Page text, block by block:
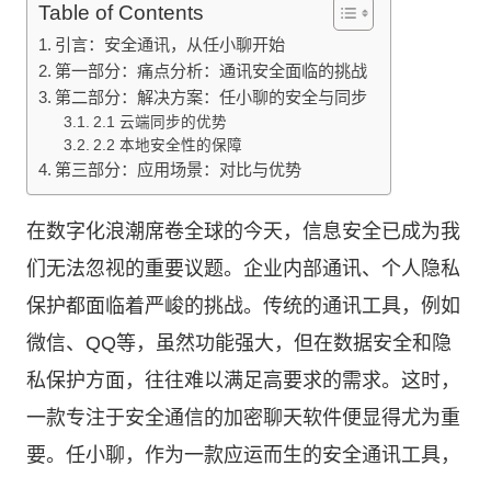
Table of Contents
引言：安全通讯，从任小聊开始
第一部分：痛点分析：通讯安全面临的挑战
第二部分：解决方案：任小聊的安全与同步
2.1 云端同步的优势
2.2 本地安全性的保障
第三部分：应用场景：对比与优势
在数字化浪潮席卷全球的今天，信息安全已成为我
们无法忽视的重要议题。企业内部通讯、个人隐私
保护都面临着严峻的挑战。传统的通讯工具，例如
微信、QQ等，虽然功能强大，但在数据安全和隐
私保护方面，往往难以满足高要求的需求。这时，
一款专注于安全通信的加密聊天软件便显得尤为重
要。任小聊，作为一款应运而生的安全通讯工具，